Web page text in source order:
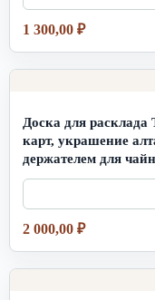
1 300,00 ₽
Доска для
карт, украшение
держателем для
2 000,00 ₽